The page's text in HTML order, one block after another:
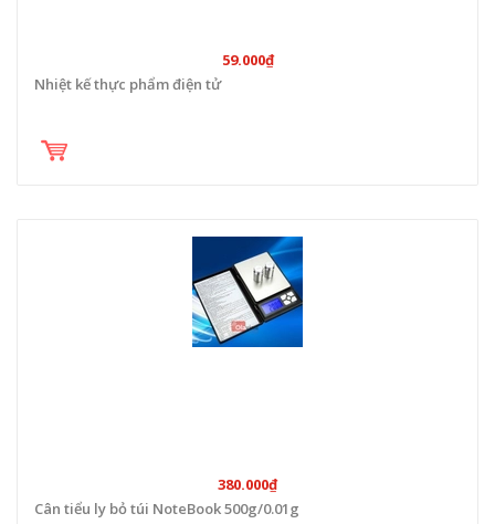
59.000₫
Nhiệt kế thực phẩm điện tử
380.000₫
Cân tiểu ly bỏ túi NoteBook 500g/0.01g